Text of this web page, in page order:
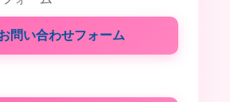
問い合わせフォーム